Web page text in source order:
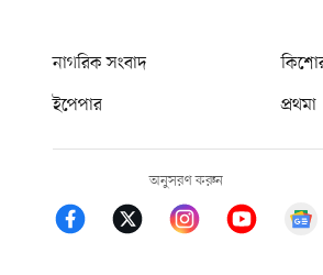
নাগরিক সংবাদ
ইপেপার
প্রথমা
অনুসরণ করুন